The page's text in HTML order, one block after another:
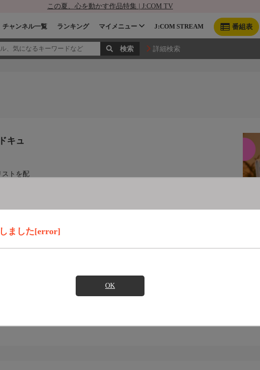
この夏、心を動かす作品特集 | J:COM TV
番組表
チャンネル一覧 ランキング マイメニュー J:COM STREAM
詳細検索
ました[error]
OK
キュ
ストを配
界の出
く切り
ーなど